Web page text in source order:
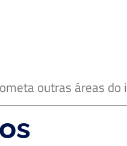
outras áreas do